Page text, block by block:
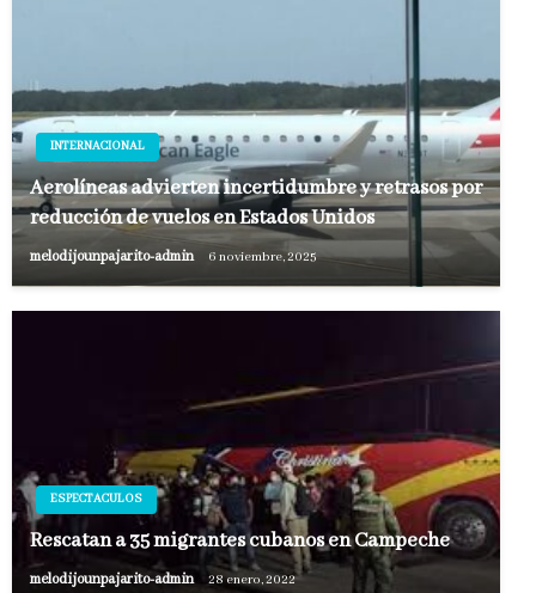
INTERNACIONAL
Aerolíneas advierten incertidumbre y retrasos por
reducción de vuelos en Estados Unidos
melodijounpajarito-admin 6 noviembre, 2025
ESPECTACULOS
Rescatan a 35 migrantes cubanos en Campeche
melodijounpajarito-admin 28 enero, 2022